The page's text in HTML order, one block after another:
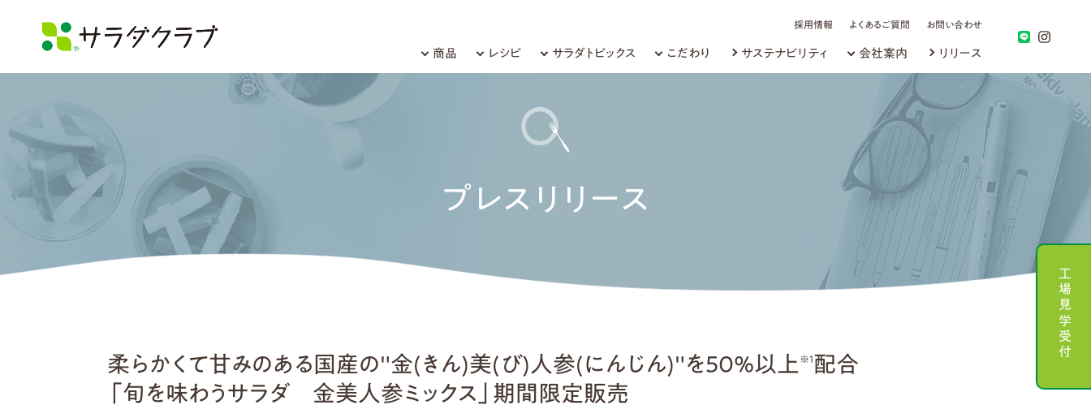
商品 レシピ サラダトピックス こだわり サステナビリティ 会社案内 リリース
採用情報 よくあるご質問 お問い合わせ
工場見学受付
プレスリリース
柔らかくて甘みのある国産の"金(きん)美(び)人参(にんじん)"を50%以上 ※1 配合
「旬を味わうサラダ 金美人参ミックス」期間限定販売